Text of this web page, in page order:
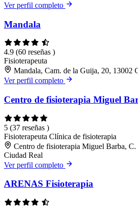
Ver perfil completo
Mandala
4.9 (60 reseñas )
Fisioterapeuta
Mandala, Cam. de la Guija, 20, 13002
Ver perfil completo
Centro de fisioterapia Miguel
5 (37 reseñas )
Fisioterapeuta Clínica de fisioterapia
Centro de fisioterapia Miguel Barba, C.
Ciudad Real
Ver perfil completo
ARENAS Fisioterapia